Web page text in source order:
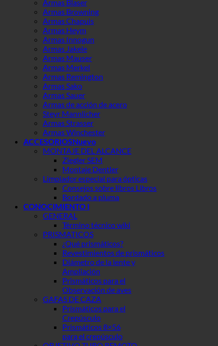
Armas Blaser
Armas Browning
Armas Chapuis
Armas Heym
Armas Innogun
Armas Jakele
Armas Mauser
Armas Merkel
Armas Remington
Armas Sako
Armas Sauer
Armas de acción de acero
Steyr Mannlicher
Armas Strasser
Armas Winchester
ACCESORIOS
MONTAJE DEL ALCANCE
Ziegler SEM
Montaje Dentler
Limpiador especial para ópticas
Consejos sobre libros Libros
Bordado a pluma
CONOCIMIENTO I
GENERAL
Término técnico wiki
PRISMATICOS
¿Qué prismáticos?
Revestimientos de prismáticos
Diámetro de la lente y
Ampliación
Prismáticos para el
Observación de aves
GAFAS DE CAZA
Prismáticos para el
Crepúsculo
Prismáticos 8×56
para el crepúsculo